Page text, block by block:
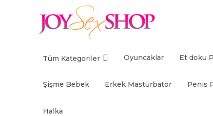
Tüm Kategoriler Oyuncaklar Et doku
Şişme Bebek Erkek Mastürbatör Penis
Halka